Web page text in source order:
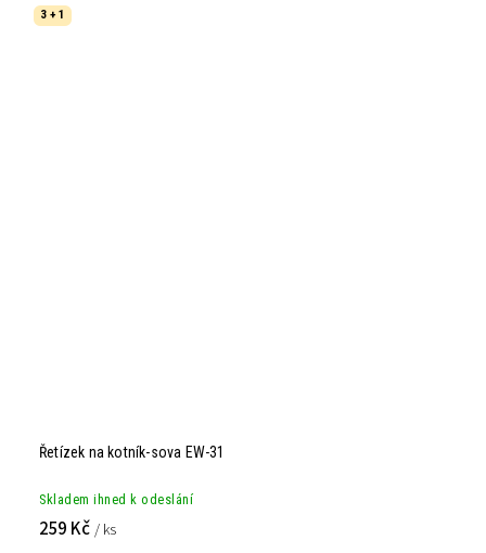
3 + 1
Řetízek na kotník-sova EW-31
Skladem ihned k odeslání
259 Kč / ks